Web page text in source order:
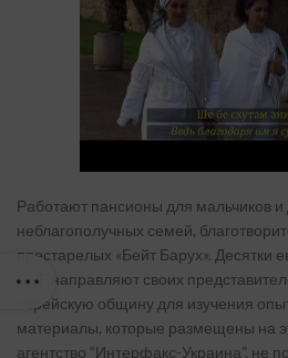
Работают пансионы для мальчиков и
неблагополучных семей,
престарелых «Бейт Барух». Десятки
СНГ направляют своих
еврейскую общину для изучения
материалы, которые размещены на
агентство “Интерфакс-Украина”, не